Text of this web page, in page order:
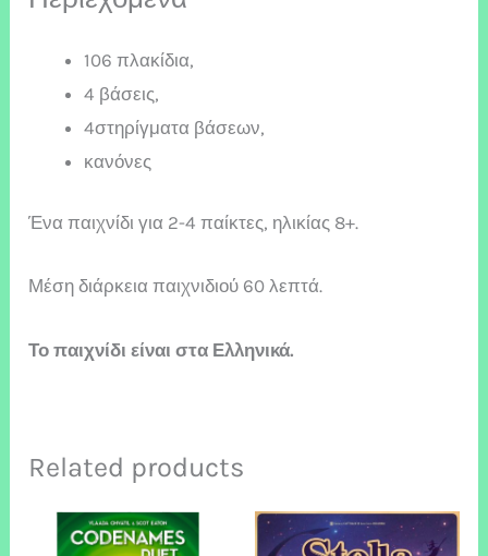
106 πλακίδια,
4 βάσεις,
4στηρίγματα βάσεων,
κανόνες
Ένα παιχνίδι για 2-4 παίκτες, ηλικίας 8+.
Μέση διάρκεια παιχνιδιού 60 λεπτά.
Το παιχνίδι είναι στα Ελληνικά.
Related products